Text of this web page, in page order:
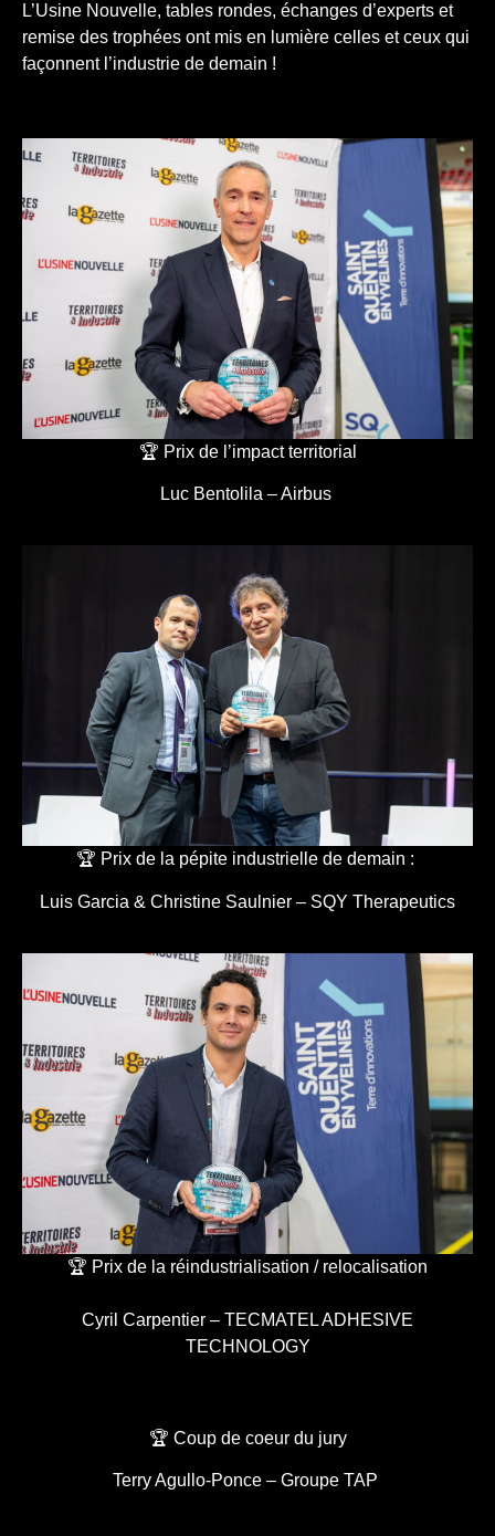
L’Usine Nouvelle, tables rondes, échanges d’experts et
remise des trophées ont mis en lumière celles et ceux qui
façonnent l’industrie de demain !
🏆 Prix de l’impact territorial
Luc Bentolila – Airbus
🏆 Prix de la pépite industrielle de demain :
Luis Garcia & Christine Saulnier – SQY Therapeutics
🏆 Prix de la réindustrialisation / relocalisation
Cyril Carpentier – TECMATEL ADHESIVE
TECHNOLOGY
🏆 Coup de coeur du jury
Terry Agullo-Ponce – Groupe TAP